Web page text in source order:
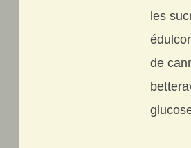
les
de